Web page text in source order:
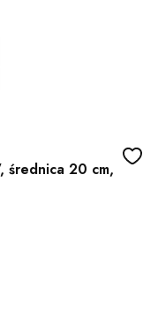
średnica 20 cm,